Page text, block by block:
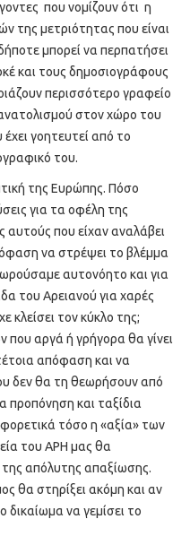
που νομίζουν ότι η
της μετριότητας που είναι
μπορεί να περπατήσει
και τους δημοσιογράφους
περισσότερο γραφείο
στον χώρο του
γοητευτεί από το
του.
της Ευρώπης. Πόσο
για τα οφέλη της
που είχαν αναλάβει
να στρέψει το βλέμμα
αυτονόητο και για
του Αρειανού για χαρές
κλείσει τον κύκλο της;
αργά ή γρήγορα θα γίνει
απόφαση και να
δεν θα τη θεωρήσουν από
προπόνηση και ταξίδια
τόσο η «αξία» των
του ΑΡΗ μας θα
της απόλυτης απαξίωσης.
θα στηρίξει ακόμη και αν
δικαίωμα να γεμίσει το